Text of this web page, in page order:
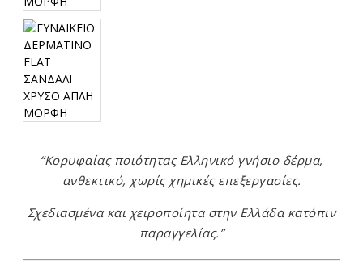
“Κορυφαίας ποιότητας Ελληνικό γνήσιο δέρμα,
ανθεκτικό, χωρίς χημικές επεξεργασίες.
Σχεδιασμένα και χειροποίητα στην Ελλάδα κατόπιν
παραγγελίας.”